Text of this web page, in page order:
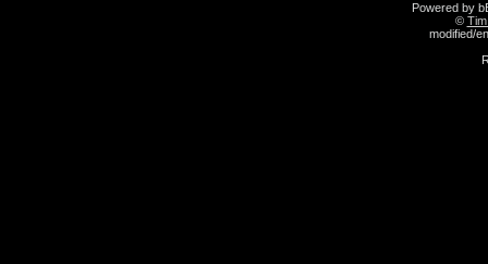
Powered by
©
modified/